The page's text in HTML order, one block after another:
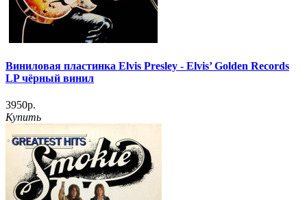
Виниловая пластинка Elvis Presley - Elvis’ Golden Records
LP чёрный винил
3950р.
Купить